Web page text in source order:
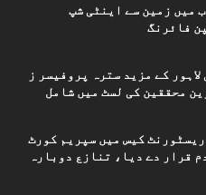
میں زمین سے اینٹی شپ
فائرنگ
کے مزید سترہ پروفیسر ز
محققین کی لسٹ میں شامل
کیس میں سپریم کورٹ
قرار دے دیا، تنازع دوبارہ